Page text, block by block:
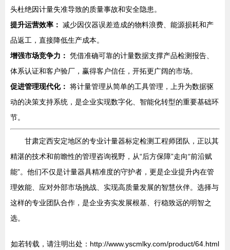
头杜绝因计量失准导致的质量事故和安全隐患。
提升运营效率： 减少因仪器误差造成的物料浪费、能源损耗和产
品返工，直接降低生产成本。
增强市场竞争力： 凭借准确可靠的计量数据支撑产品检测报告、
体系认证和客户验厂，赢得客户信任，开拓更广阔的市场。
促进管理现代化： 将计量管理从简单的工具管理，上升为数据驱
动的决策支持系统，是企业实现数字化、智能化转型的重要基础环
节。
甘肃定西安定地区的专业计量器标定检测工程师团队，正以其
精湛的技术和前瞻性的管理咨询视野，从“后方保障”走向“前沿赋
能”。他们不仅是计量器具精准度的守护者，更是企业提升内在管
理效能、应对外部市场挑战、实现高质量发展的智慧伙伴。选择与
这样的专业团队合作，是企业夯实发展根基、行稳致远的明智之
选。
如若转载，请注明出处：http://www.yscmlky.com/product/64.html